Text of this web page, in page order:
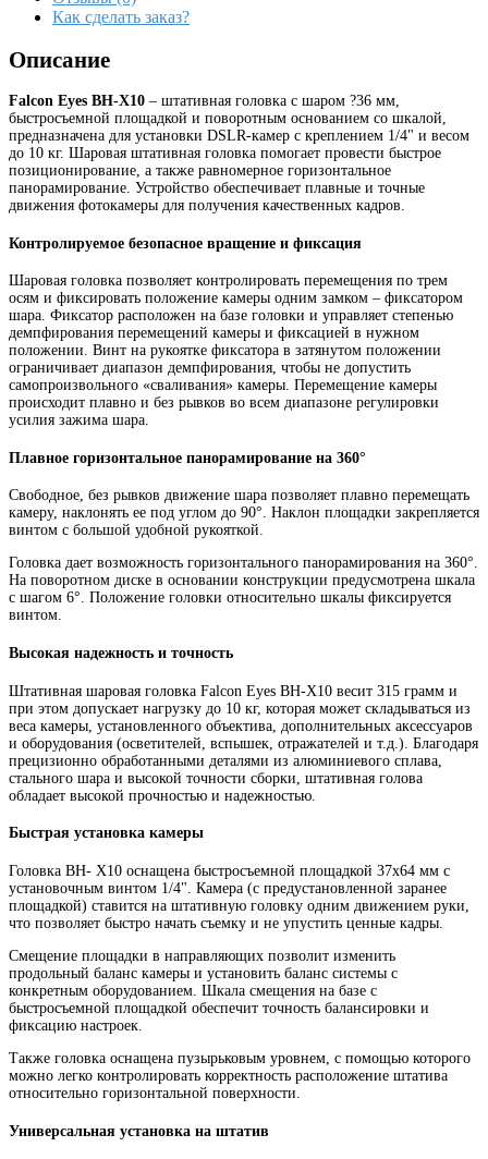
Как сделать заказ?
Описание
Falcon Eyes ВН-X10 – штативная головка с шаром ?36 мм,
быстросъемной площадкой и поворотным основанием со шкалой,
предназначена для установки DSLR-камер с креплением 1/4" и весом
до 10 кг. Шаровая штативная головка помогает провести быстрое
позиционирование, а также равномерное горизонтальное
панорамирование. Устройство обеспечивает плавные и точные
движения фотокамеры для получения качественных кадров.
Контролируемое безопасное вращение и фиксация
Шаровая головка позволяет контролировать перемещения по трем
осям и фиксировать положение камеры одним замком – фиксатором
шара. Фиксатор расположен на базе головки и управляет степенью
демпфирования перемещений камеры и фиксацией в нужном
положении. Винт на рукоятке фиксатора в затянутом положении
ограничивает диапазон демпфирования, чтобы не допустить
самопроизвольного «сваливания» камеры. Перемещение камеры
происходит плавно и без рывков во всем диапазоне регулировки
усилия зажима шара.
Плавное горизонтальное панорамирование на 360°
Свободное, без рывков движение шара позволяет плавно перемещать
камеру, наклонять ее под углом до 90°. Наклон площадки закрепляется
винтом с большой удобной рукояткой.
Головка дает возможность горизонтального панорамирования на 360°.
На поворотном диске в основании конструкции предусмотрена шкала
с шагом 6°. Положение головки относительно шкалы фиксируется
винтом.
Высокая надежность и точность
Штативная шаровая головка Falcon Eyes BH-X10 весит 315 грамм и
при этом допускает нагрузку до 10 кг, которая может складываться из
веса камеры, установленного объектива, дополнительных аксессуаров
и оборудования (осветителей, вспышек, отражателей и т.д.). Благодаря
прецизионно обработанными деталями из алюминиевого сплава,
стального шара и высокой точности сборки, штативная голова
обладает высокой прочностью и надежностью.
Быстрая установка камеры
Головка BH- X10 оснащена быстросъемной площадкой 37х64 мм с
установочным винтом 1/4". Камера (с предустановленной заранее
площадкой) ставится на штативную головку одним движением руки,
что позволяет быстро начать съемку и не упустить ценные кадры.
Смещение площадки в направляющих позволит изменить
продольный баланс камеры и установить баланс системы с
конкретным оборудованием. Шкала смещения на базе с
быстросъемной площадкой обеспечит точность балансировки и
фиксацию настроек.
Также головка оснащена пузырьковым уровнем, с помощью которого
можно легко контролировать корректность расположение штатива
относительно горизонтальной поверхности.
Универсальная установка на штатив